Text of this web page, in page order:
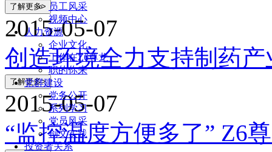
员工风采
视频中心
人力资源
企业文化
工作在Z6尊龙
职的你来
党群建设
党务公开
系列学习
党员风采
创文实践
投资者关系
2015-05-07
创造环境全力支持制药
2015-05-07
“监控温度方便多了” Z6